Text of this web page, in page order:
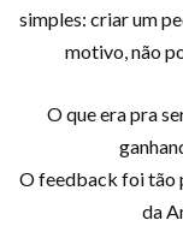
simples: criar um
motivo, não
O que era pra
O feedback foi tão
da